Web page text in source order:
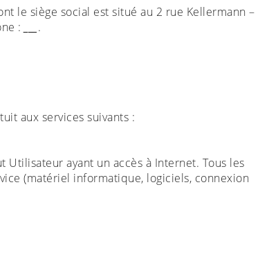
le siège social est situé au 2 rue Kellermann –
:
.
aux services suivants :
ayant un accès à Internet. Tous les
(matériel informatique, logiciels, connexion